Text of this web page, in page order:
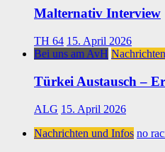
Malternativ Interview
TH 64 15. April 2026
Bei uns am AvH
Türkei Austausch –
ALG 15. April 2026
Nachrichten und Infos no